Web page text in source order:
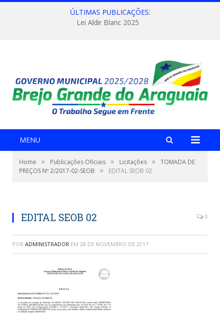
ÚLTIMAS PUBLICAÇÕES:
Lei Aldir Blanc 2025
MENU
Home » Publicações Oficiais » Licitações »
TOMADA DE
PREÇOS Nº 2/2017-02-SEOB
» EDITAL SEOB 02
EDITAL SEOB 02 0
POR ADMINISTRADOR EM 28 DE NOVEMBRO DE 2017